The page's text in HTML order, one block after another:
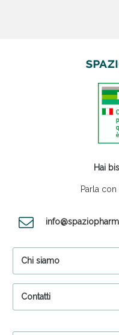
Hai
Parla
Chi siamo
Contatti